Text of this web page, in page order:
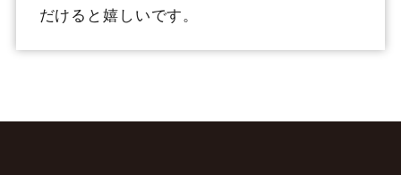
だけると嬉しいです。